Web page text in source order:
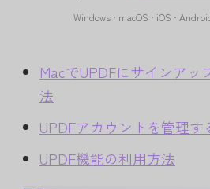
Windows • macOS • iOS •
MacでUPDFにサインア
法
UPDFアカウントを管理す
UPDF機能の利用方法